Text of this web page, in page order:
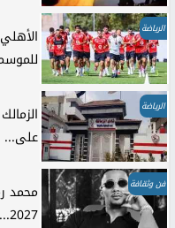
الرياضة
الرياضة
على...
فن وثقافة
محمد
2027.....